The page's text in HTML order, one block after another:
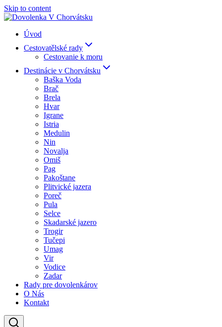
Skip to content
Úvod
Cestovatělské rady
Cestovanie k moru
Destinácie v Chorvátsku
Baška Voda
Brač
Brela
Hvar
Igrane
Istria
Medulin
Nin
Novalja
Omiš
Pag
Pakoštane
Plitvické jazera
Poreč
Pula
Selce
Skadarské jazero
Trogir
Tučepi
Umag
Vir
Vodice
Zadar
Rady pre dovolenkárov
O Nás
Kontakt